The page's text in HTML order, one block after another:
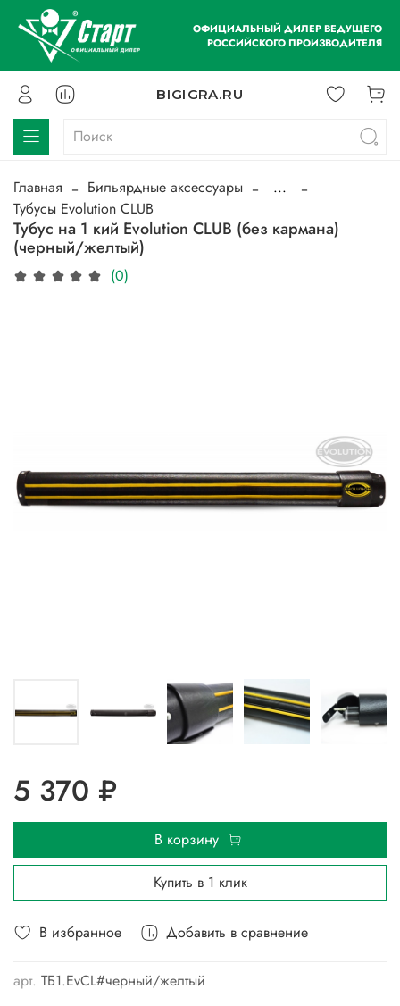
ОФИЦИАЛЬНЫЙ ДИЛЕР ВЕДУЩЕГО
РОССИЙСКОГО ПРОИЗВОДИТЕЛЯ
BIGIGRA.RU
Главная Бильярдные аксессуары
...
Тубусы Evolution CLUB
Тубус на 1 кий Evolution CLUB (без кармана)
(черный/желтый)
(0)
В избранное Добавить в сравнение
арт. ТБ1.EvCL#черный/желтый
5 370 ₽
В корзину
Купить в 1 клик